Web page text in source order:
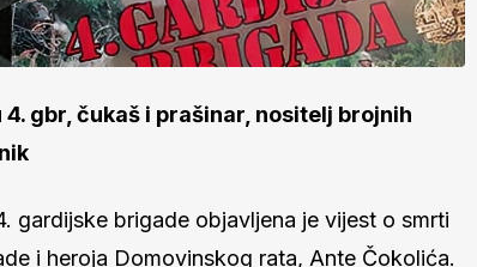
gbr, čukaš i prašinar, nositelj brojnih
gardijske brigade objavljena je vijest o smrti
i heroja Domovinskog rata, Ante Čokolića.